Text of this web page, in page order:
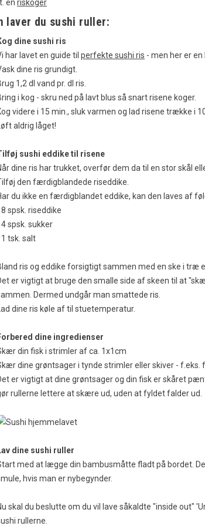
en riskoger
laver du sushi ruller:
dine sushi ris
har lavet en guide til perfekte sushi ris - men her er en
dine ris grundigt.
1,2 dl vand pr. dl ris.
i kog - skru ned på lavt blus så snart risene koger.
videre i 15 min., sluk varmen og lad risene trække i
Løft aldrig låget!
sushi eddike til risene
dine ris har trukket, overfør dem da til en stor skål
den færdigblandede riseddike.
du ikke en færdigblandet eddike, kan den laves af
8 spsk. riseddike
4 spsk. sukker
1 tsk. salt
ris og eddike forsigtigt sammen med en ske i træ
er vigtigt at bruge den smalle side af skeen til at
Dermed undgår man smattede ris.
Lad dine ris køle af til stuetemperatur.
dine ingredienser
din fisk i strimler af ca. 1x1cm
dine grøntsager i tynde strimler eller skiver - f.eks.
er vigtigt at dine grøntsager og din fisk er skåret
rullerne lettere at skære ud, uden at fyldet falder ud.
dine sushi ruller
med at lægge din bambusmåtte fladt på bordet.
hvis man er nybegynder.
skal du beslutte om du vil lave såkaldte "inside out"
rullerne.